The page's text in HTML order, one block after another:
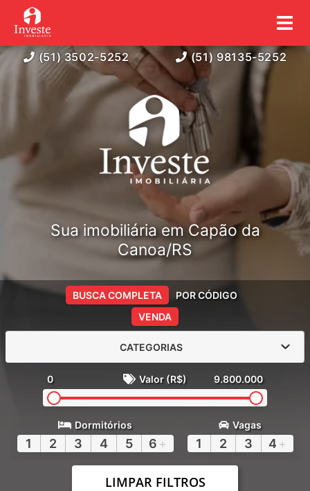
(51) 3502-5252 (51) 98135-5252
Sua imobiliária em Capão da
Canoa/RS
VENDA
BUSCA COMPLETA POR CÓDIGO
CATEGORIAS
0 Valor (R$) 9.800.000
Dormitórios
1 2 3 4 5 6 +
Vagas
1 2 3 4 +
LIMPAR FILTROS